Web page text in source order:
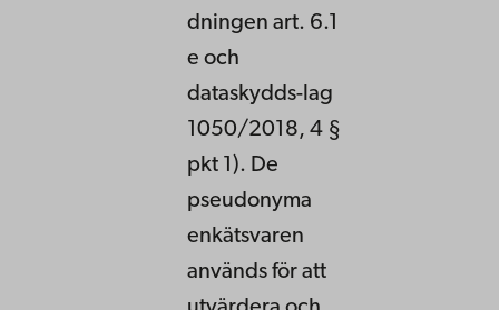
dningen art. 6.1
e och
dataskydds-lag
1050/2018, 4 §
pkt 1). De
pseudonyma
enkätsvaren
används för att